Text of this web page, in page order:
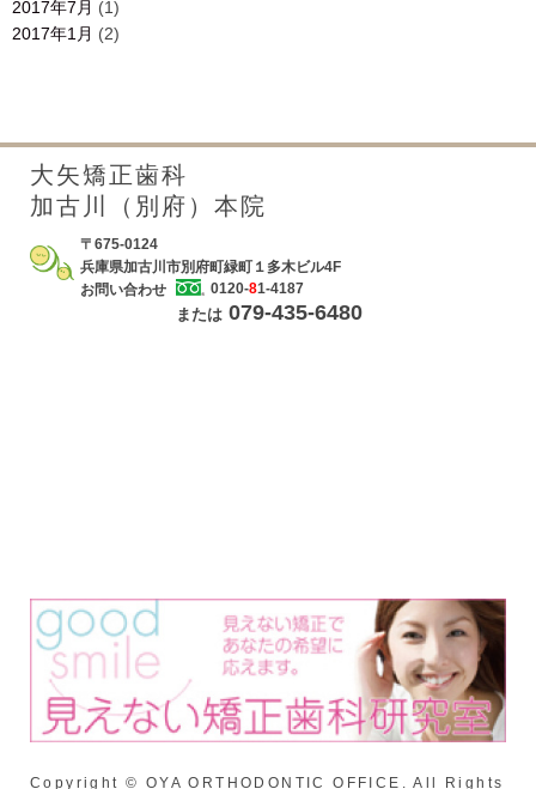
2017年7月 (1)
2017年1月 (2)
大矢矯正歯科
加古川（別府）本院
〒675-0124
兵庫県加古川市別府町緑町１多木ビル4F
お問い合わせ
0120-81-4187
または 079-435-6480
Copyright © OYA ORTHODONTIC OFFICE. All Rights